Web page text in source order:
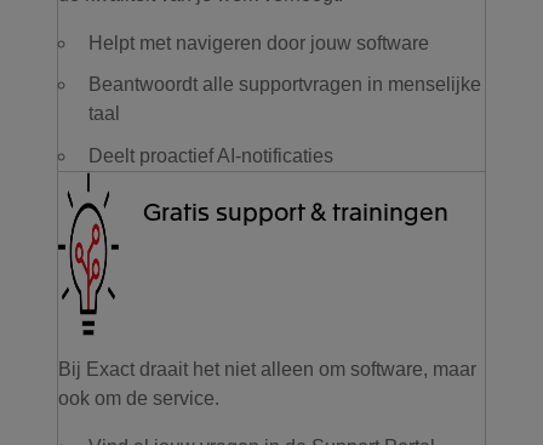
Helpt met navigeren door jouw software
Beantwoordt alle supportvragen in menselijke
taal
Deelt proactief AI-notificaties
Gratis support & trainingen
Bij Exact draait het niet alleen om software, maar
ook om de service.